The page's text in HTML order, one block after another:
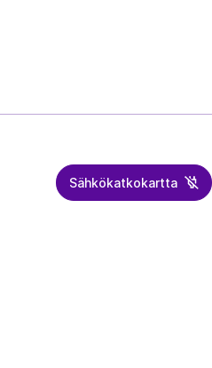
Sähkökatkokartta